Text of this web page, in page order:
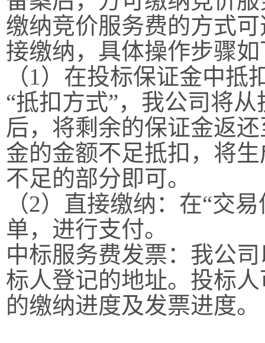
缴纳竞价服务费的方式
接缴纳，具体操作步骤
（1）在投标保证金中抵
“抵扣方式”，我公司将
后，将剩余的保证金返
金的金额不足抵扣，将
不足的部分即可。
（2）直接缴纳：在“交
单，进行支付。
中标服务费发票：我公
标人登记的地址。投标
的缴纳进度及发票进度。